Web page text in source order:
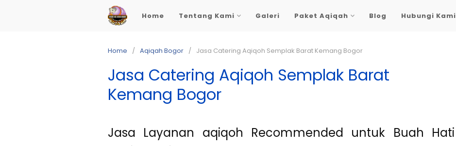
Home Tentang Kami Galeri Paket Aqiqah Blog Hubungi Kami
Home Aqiqah Bogor Jasa Catering Aqiqoh Semplak Barat Kemang Bogor
Jasa Catering Aqiqoh Semplak Barat
Kemang Bogor
Jasa Layanan aqiqoh Recommended untuk Buah Hati